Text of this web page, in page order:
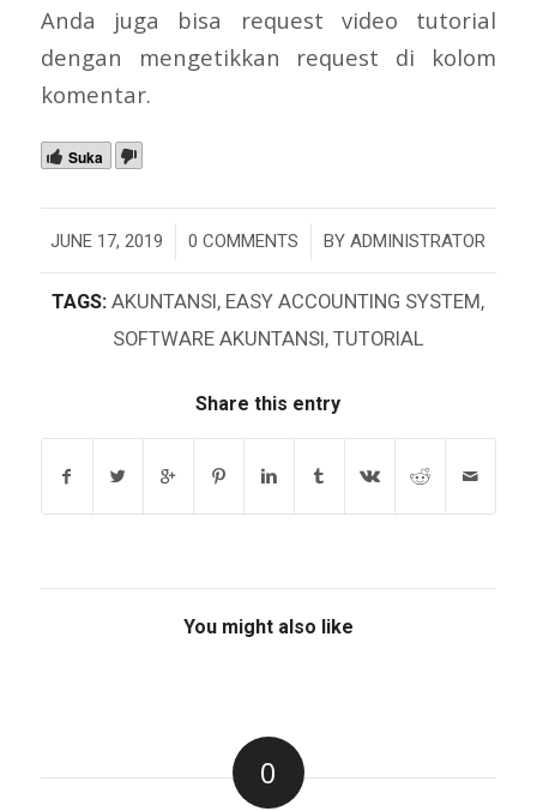
Anda juga bisa request video tutorial
dengan mengetikkan request di kolom
komentar.
Suka
JUNE 17, 2019
/ 0 COMMENTS
/ BYADMINISTRATOR
TAGS: AKUNTANSI, EASY ACCOUNTING SYSTEM,
SOFTWARE AKUNTANSI,TUTORIAL
Share this entry
You might also like
0